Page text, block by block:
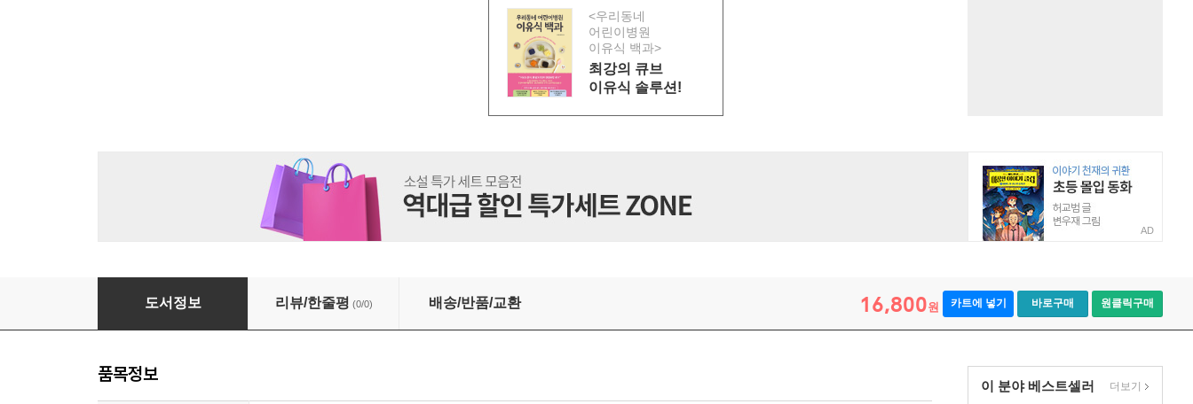
<우리동네
어린이병원
이유식 백과>
최강의 큐브
이유식 솔루션!
AD
셜록 홈스와 마지막 독자
도서정보 리뷰/한줄평 (0/0) 배송/반품/교환 16,800원 카트에 넣기 바로구매 원클릭구매
이 분야 베스트셀러 더보기
품목정보